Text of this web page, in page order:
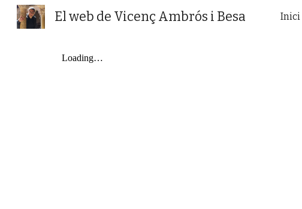
Skip to
El web de Vicenç Ambrós i Besa Inici